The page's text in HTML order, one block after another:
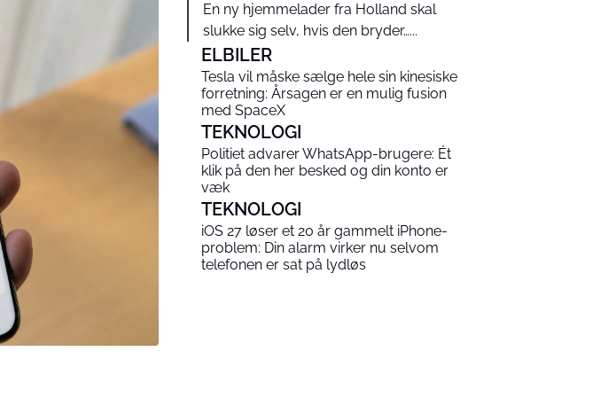
En ny hjemmelader fra Holland skal
slukke sig selv, hvis den bryder…...
ELBILER
Tesla vil måske sælge hele sin kinesiske
forretning: Årsagen er en mulig fusion
med SpaceX
TEKNOLOGI
Politiet advarer WhatsApp-brugere: Ét
klik på den her besked og din konto er
væk
TEKNOLOGI
iOS 27 løser et 20 år gammelt iPhone-
problem: Din alarm virker nu selvom
telefonen er sat på lydløs